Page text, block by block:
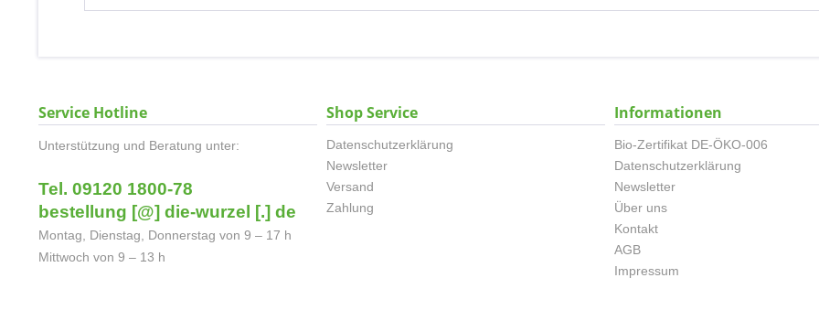
Service Hotline
Unterstützung und Beratung unter:
Tel. 09120 1800-78
bestellung [@] die-wurzel [.] de
Montag, Dienstag, Donnerstag von 9 – 17 h
Mittwoch von 9 – 13 h
Shop Service
Datenschutzerklärung
Newsletter
Versand
Zahlung
Informationen
Bio-Zertifikat DE-ÖKO-006
Datenschutzerklärung
Newsletter
Über uns
Kontakt
AGB
Impressum